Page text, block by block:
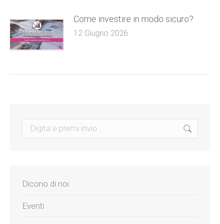
Come investire in modo sicuro?
12 Giugno 2026
Search:
Dicono di noi
Eventi